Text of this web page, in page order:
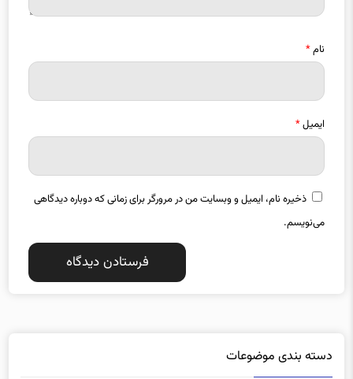
نام*
ایمیل*
ذخیره نام، ایمیل و وبسایت من در مرورگر برای زمانی که دوباره دیدگاهی
می‌نویسم.
دسته بندی موضوعات